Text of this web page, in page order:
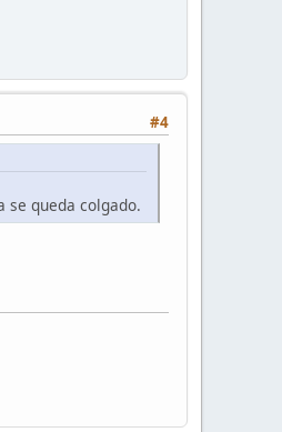
#4
se queda colgado.